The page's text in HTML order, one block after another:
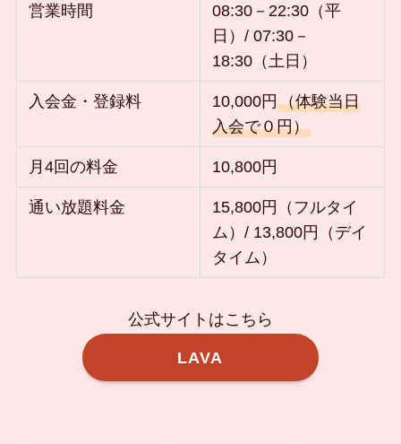
営業時間
08:30－22:30（平
日）/ 07:30－
18:30（土日）
入会金・登録料 10,000円（体験当日
入会で０円）
月4回の料金 10,800円
通い放題料金
15,800円（フルタイ
ム）/ 13,800円（デイ
タイム）
公式サイトはこちら
LAVA